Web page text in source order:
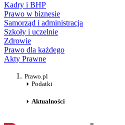
Kadry i BHP
Prawo w biznesie
Samorząd i administracja
Szkoły i uczelnie
Zdrowie
Prawo dla każdego
Akty Prawne
Prawo.pl
Podatki
Aktualności